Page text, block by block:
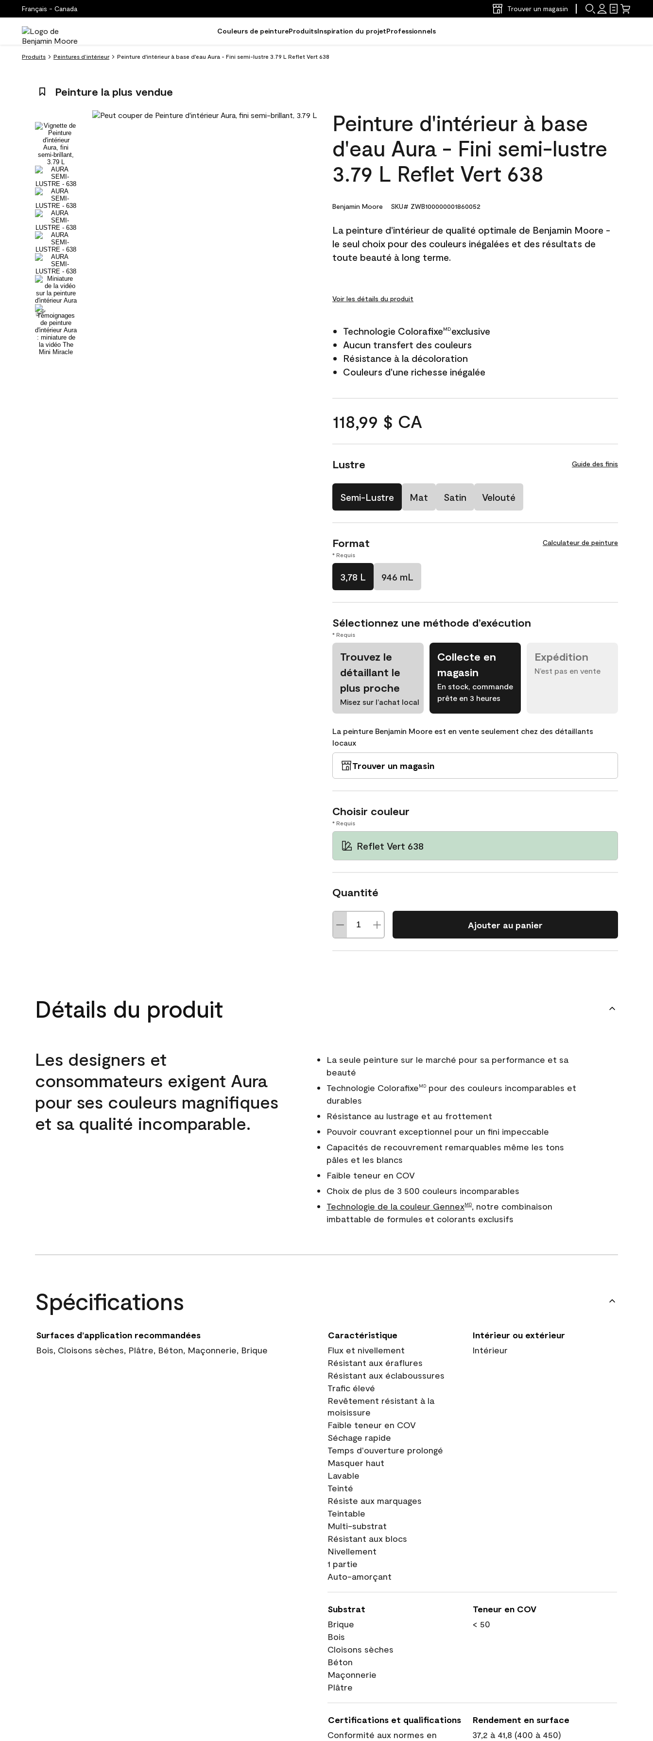
Français - Canada Trouver un magasin
Couleurs de peintureProduitsInspiration du projetProfessionnels
Produits Peintures d’intérieur Peinture d'intérieur à base d'eau Aura - Fini semi-lustre 3.79 L Reflet Vert 638
Peinture la plus vendue
Peinture d'intérieur à base
d'eau Aura - Fini semi-lustre
3.79 L Reflet Vert 638
Benjamin Moore SKU# ZWB100000001860052
La peinture d'intérieur de qualité optimale de Benjamin Moore -
le seul choix pour des couleurs inégalées et des résultats de
toute beauté à long terme.
Voir les détails du produit
Technologie ColorafixeMDexclusive
Aucun transfert des couleurs
Résistance à la décoloration
Couleurs d'une richesse inégalée
118,99 $ CA
Lustre Guide des finis
Semi-Lustre Mat Satin Velouté
Format Calculateur de peinture
* Requis
3,78 L 946 mL
Sélectionnez une méthode d’exécution
* Requis
Trouvez le
détaillant le
plus proche
Misez sur l’achat local
Collecte en
magasin
En stock, commande
prête en 3 heures
Expédition
N’est pas en vente
La peinture Benjamin Moore est en vente seulement chez des détaillants
locaux
Trouver un magasin
Choisir couleur
* Requis
Reflet Vert 638
Quantité
Ajouter au panier
Détails du produit
Les designers et
consommateurs exigent Aura
pour ses couleurs magnifiques
et sa qualité incomparable.
La seule peinture sur le marché pour sa performance et sa
beauté
Technologie ColorafixeMDpour des couleurs incomparables et
durables
Résistance au lustrage et au frottement
Pouvoir couvrant exceptionnel pour un fini impeccable
Capacités de recouvrement remarquables même les tons
pâles et les blancs
Faible teneur en COV
Choix de plus de 3 500 couleurs incomparables
Technologie de la couleur GennexMD, notre combinaison
imbattable de formules et colorants exclusifs
Spécifications
Surfaces d’application recommandées
Bois, Cloisons sèches, Plâtre, Béton, Maçonnerie, Brique
Caractéristique
Flux et nivellement
Résistant aux éraflures
Résistant aux éclaboussures
Trafic élevé
Revêtement résistant à la
moisissure
Faible teneur en COV
Séchage rapide
Temps d'ouverture prolongé
Masquer haut
Lavable
Teinté
Résiste aux marquages
Teintable
Multi-substrat
Résistant aux blocs
Nivellement
1 partie
Auto-amorçant
Intérieur ou extérieur
Intérieur
Substrat
Brique
Bois
Cloisons sèches
Béton
Maçonnerie
Plâtre
Teneur en COV
< 50
Certifications et qualifications
Conformité aux normes en
Rendement en surface
37,2 à 41,8 (400 à 450)